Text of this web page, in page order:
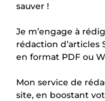
sauver !
Je m’engage à
rédaction d’articles
en format PDF ou
Mon service de
site, en boostant